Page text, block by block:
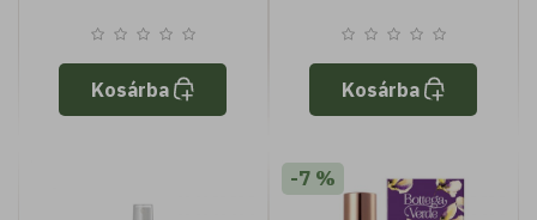
Kosárba Kosárba
-7 %